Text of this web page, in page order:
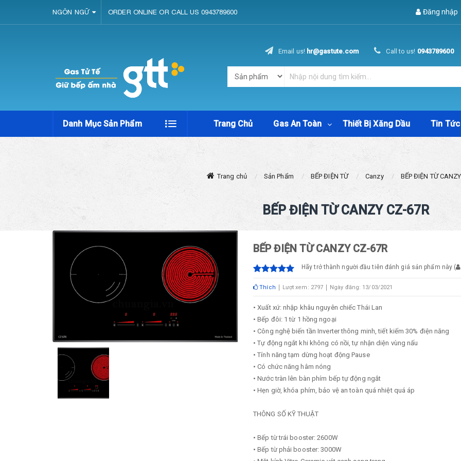
NGÔN NGỮ ORDER ONLINE OR CALL US 0943789600 Đăng nhập
Email us! hr@gastute.com Call to us! 0943789600
Danh Mục Sản Phẩm Trang Chủ Gas An Toàn Thiết Bị Xăng Dầu Tin Tức
Trang chủ Sản Phẩm BẾP ĐIỆN TỪ Canzy BẾP ĐIỆN TỪ
BẾP ĐIỆN TỪ CANZY CZ-67R
BẾP ĐIỆN TỪ CANZY CZ-67R
Hãy trở thành người đầu tiên đánh giá sản phẩm này (
Thích Lượt xem: 2797 Ngày đăng: 13/03/2021
• Xuất xứ: nhập khâu nguyên chiếc Thái Lan
• Bếp đôi: 1 từ 1 hồng ngoại
• Công nghệ biến tần Inverter thông minh, tiết kiếm 30% điện năng
• Tự động ngắt khi không có nồi, tự nhận diện vùng nấu
• Tính năng tạm dừng hoạt động Pause
• Có chức năng hâm nóng
• Nước tràn lên bàn phím bếp tự động ngắt
• Hẹn giờ, khóa phím, bảo vệ an toàn quá nhiệt quá áp
THÔNG SỐ KỸ THUẬT
• Bếp từ trái booster: 2600W
• Bếp từ phải booster: 3000W